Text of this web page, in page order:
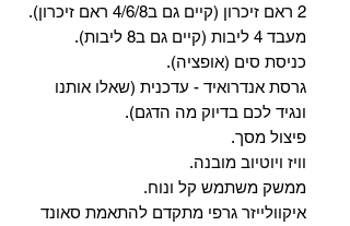
2 ראם זיכרון (קיים גם ב4/6/8 ראם זיכרון).
מעבד 4 ליבות (קיים גם ב8 ליבות).
כניסת סים (אופציה).
גרסת אנדרואיד - עדכנית (שאלו אותנו
ונגיד לכם בדיוק מה הדגם).
פיצול מסך.
וויז ויוטיוב מובנה.
ממשק משתמש קל ונוח.
איקוולייזר גרפי מתקדם להתאמת סאונד